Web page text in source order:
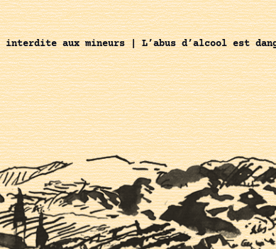
aux mineurs | L’abus d’alcool est